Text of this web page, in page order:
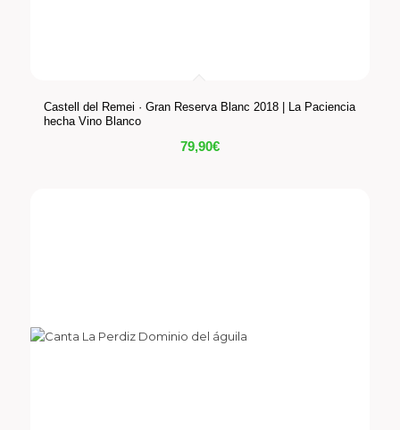
Castell del Remei · Gran Reserva Blanc 2018 | La Paciencia
hecha Vino Blanco
79,90€